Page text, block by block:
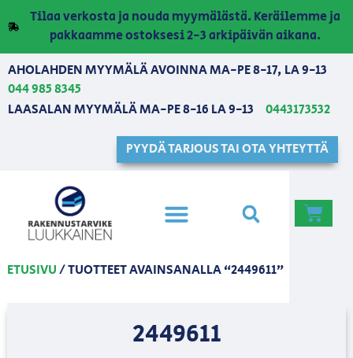
Tilaa verkosta ja nouda myymälästä. Keräilemme ja
pakkaamme ostoksesi 2-3 arkipäivän aikana.
AHOLAHDEN MYYMÄLÄ AVOINNA MA-PE 8-17, LA 9-13
044 985 8345
LAASALAN MYYMÄLÄ MA-PE 8-16 LA 9-13
0443173532
PYYDÄ TARJOUS TAI OTA YHTEYTTÄ
ETUSIVU/ TUOTTEET AVAINSANALLA “2449611”
2449611